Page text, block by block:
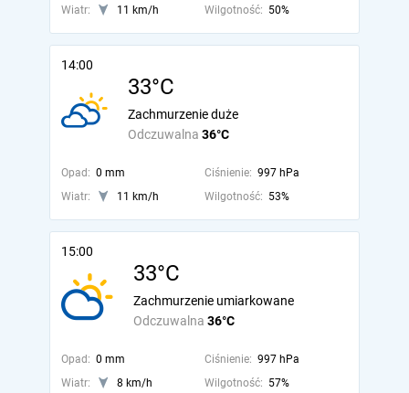
Wiatr:
11 km/h Wilgotność: 50%
14:00
33°C
Odczuwalna 36°C
Zachmurzenie duże
Opad: 0 mm Ciśnienie: 997 hPa
Wiatr:
11 km/h Wilgotność: 53%
15:00
33°C
Odczuwalna 36°C
Zachmurzenie umiarkowane
Opad: 0 mm Ciśnienie: 997 hPa
Wiatr:
8 km/h Wilgotność: 57%